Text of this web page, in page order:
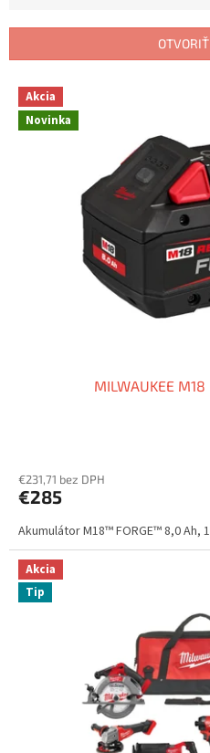
p
V
p
Akcia
Novinka
MILWAUKEE
€231,71 bez DPH
€285
Akumulátor M18™ FORGE™ 8,0 Ah,
Akcia
Tip